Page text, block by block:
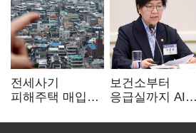
전세사기
피해주택 매입
누적 피해자
보건소부터
응급실까지 AI
혁신 본격화